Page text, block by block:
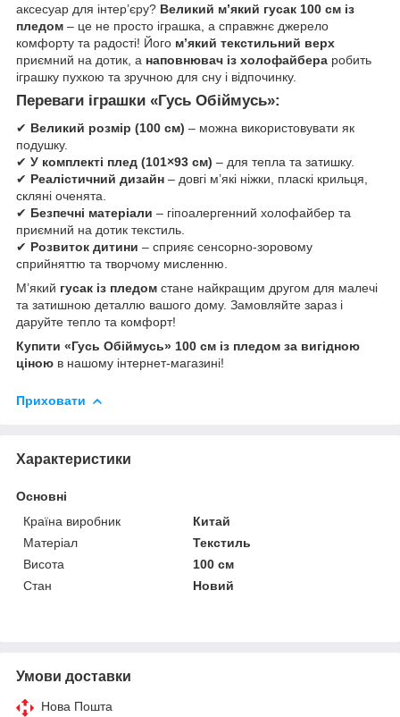
аксесуар для інтер’єру? Великий м’який гусак 100 см із
пледом – це не просто іграшка, а справжнє джерело
комфорту та радості! Його м’який текстильний верх
приємний на дотик, а наповнювач із холофайбера робить
іграшку пухкою та зручною для сну і відпочинку.
Переваги іграшки «Гусь Обіймусь»:
✔ Великий розмір (100 см) – можна використовувати як
подушку.
✔ У комплекті плед (101×93 см) – для тепла та затишку.
✔ Реалістичний дизайн – довгі м’які ніжки, пласкі крильця,
скляні оченята.
✔ Безпечні матеріали – гіпоалергенний холофайбер та
приємний на дотик текстиль.
✔ Розвиток дитини – сприяє сенсорно-зоровому
сприйняттю та творчому мисленню.
М’який гусак із пледом стане найкращим другом для малечі
та затишною деталлю вашого дому. Замовляйте зараз і
даруйте тепло та комфорт!
Купити «Гусь Обіймусь» 100 см із пледом за вигідною
ціною в нашому інтернет-магазині!
Приховати
Характеристики
Основні
Країна виробник
Китай
Матеріал
Текстиль
Висота
100 см
Стан
Новий
Умови доставки
Нова Пошта